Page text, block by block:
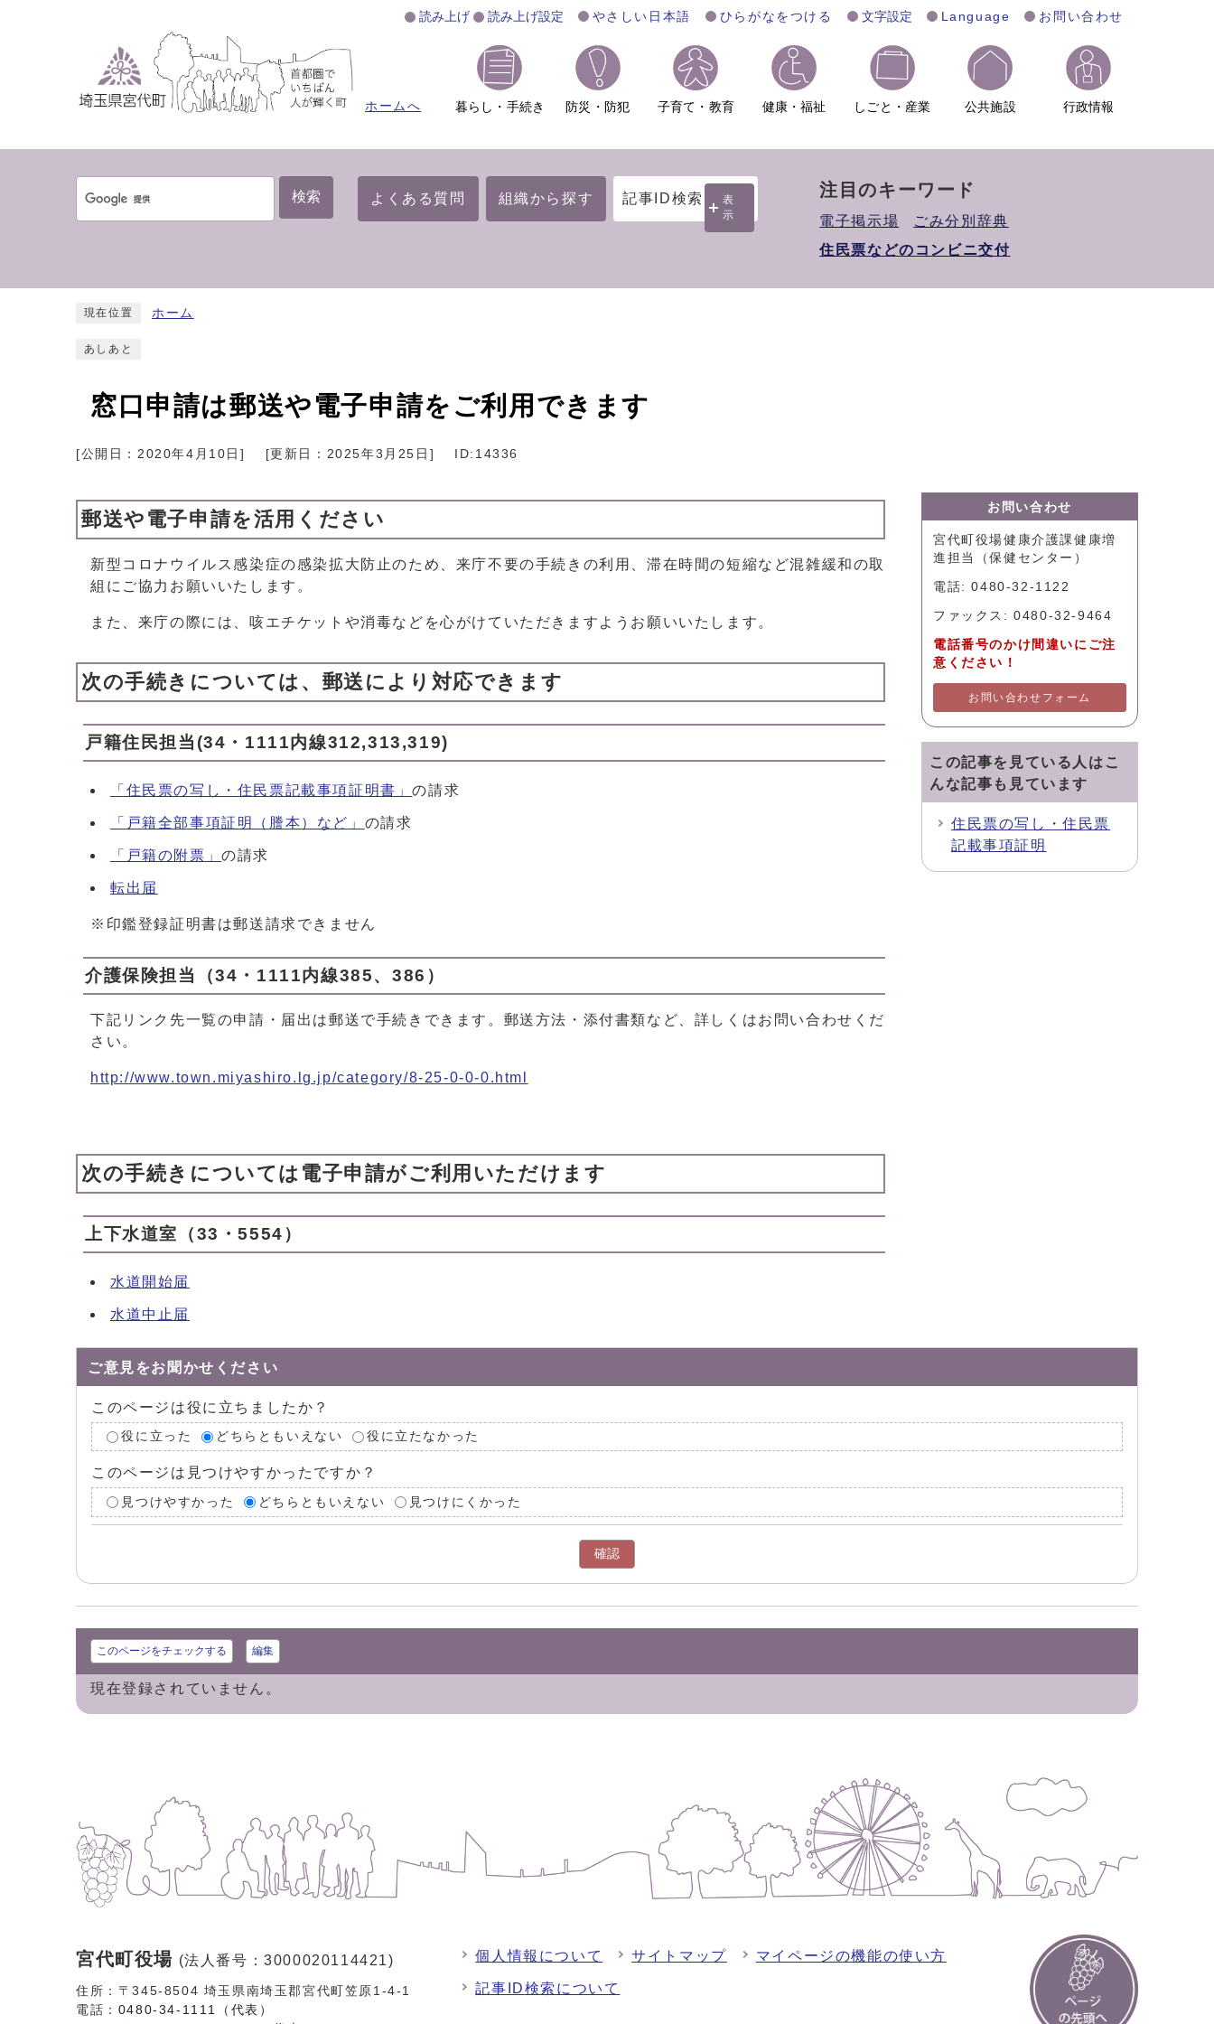
読み上げ 読み上げ設定 やさしい日本語 ひらがなをつける 文字設定 Language お問い合わせ
ホームへ 暮らし・手続き 防災・防犯 子育て・教育 健康・福祉 しごと・産業 公共施設 行政情報
検索 よくある質問 組織から探す 記事ID検索
表
示
注目のキーワード
電子掲示場
ごみ分別辞典
住民票などのコンビニ交付
現在位置 ホーム
あしあと
窓口申請は郵送や電子申請をご利用できます
[公開日： 2020年4月10日 ] [更新日： 2025年3月25日 ] ID:14336
郵送や電子申請を活用ください
新型コロナウイルス感染症の感染拡大防止のため、来庁不要の手続きの利用、滞在時間の短縮など混雑緩和の取
組にご協力お願いいたします。
また、来庁の際には、咳エチケットや消毒などを心がけていただきますようお願いいたします。
次の手続きについては、郵送により対応できます
戸籍住民担当(34・1111内線312,313,319)
「住民票の写し・住民票記載事項証明書」の請求
「戸籍全部事項証明（謄本）など」 の請求
「戸籍の附票」の請求
転出届
※印鑑登録証明書は郵送請求できません
介護保険担当（34・1111内線385、386）
下記リンク先一覧の申請・届出は郵送で手続きできます。郵送方法・添付書類など、詳しくはお問い合わせくだ
さい。
http://www.town.miyashiro.lg.jp/category/8-25-0-0-0.html
次の手続きについては電子申請がご利用いただけます
上下水道室（33・5554）
水道開始届
水道中止届
お問い合わせ
宮代町役場健康介護課健康増
進担当（保健センター）
電話: 0480-32-1122
ファックス: 0480-32-9464
電話番号のかけ間違いにご注
意ください！
お問い合わせフォーム
この記事を見ている人はこ
んな記事も見ています
住民票の写し・住民票
記載事項証明
ご意見をお聞かせください
このページは役に立ちましたか？
役に立った どちらともいえない 役に立たなかった
このページは見つけやすかったですか？
見つけやすかった どちらともいえない 見つけにくかった
確認
このページをチェックする 編集
現在登録されていません。
宮代町役場 (法人番号：3000020114421)
住所：〒345-8504 埼玉県南埼玉郡宮代町笠原1-4-1
電話： 0480-34-1111（代表）
個人情報について サイトマップ マイページの機能の使い方
記事ID検索について